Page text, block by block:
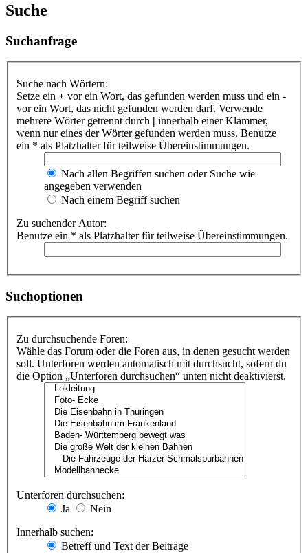
Suche
Suchanfrage
Suche nach Wörtern:
Setze ein + vor ein Wort, das gefunden werden muss und ein -
vor ein Wort, das nicht gefunden werden darf. Verwende
mehrere Wörter getrennt durch | innerhalb einer Klammer,
wenn nur eines der Wörter gefunden werden muss. Benutze
ein * als Platzhalter für teilweise Übereinstimmungen.
Nach allen Begriffen suchen oder Suche wie
angegeben verwenden
Nach einem Begriff suchen
Zu suchender Autor:
Benutze ein * als Platzhalter für teilweise Übereinstimmungen.
Suchoptionen
Zu durchsuchende Foren:
Wähle das Forum oder die Foren aus, in denen gesucht werden
soll. Unterforen werden automatisch mit durchsucht, sofern du
die Option „Unterforen durchsuchen“ unten nicht deaktivierst.
Unterforen durchsuchen:
Ja
Nein
Innerhalb suchen:
Betreff und Text der Beiträge